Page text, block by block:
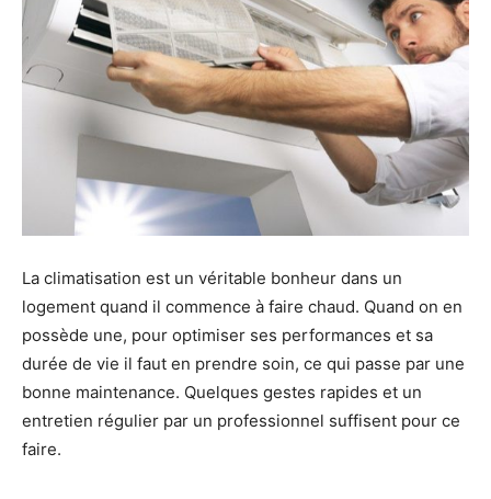
La climatisation est un véritable bonheur dans un
logement quand il commence à faire chaud. Quand on en
possède une, pour optimiser ses performances et sa
durée de vie il faut en prendre soin, ce qui passe par une
bonne maintenance. Quelques gestes rapides et un
entretien régulier par un professionnel suffisent pour ce
faire.